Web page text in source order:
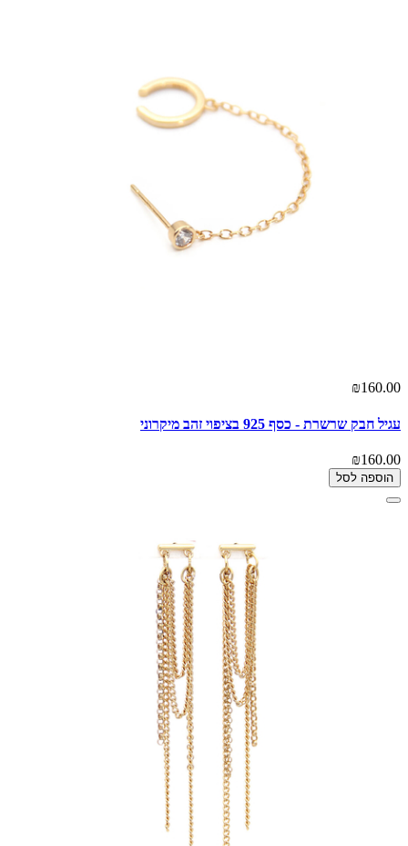
₪160.00
עגיל חבק שרשרת - כסף 925 בציפוי זהב מיקרוני
₪160.00
הוספה לסל